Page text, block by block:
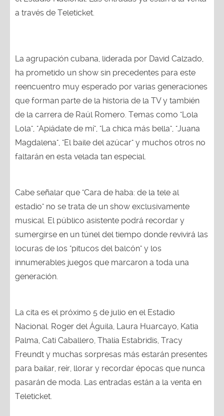
a través de Teleticket.
ha prometido un show sin precedentes para este
reencuentro muy esperado por varias generaciones
que forman parte de la historia de la TV y también
de la carrera de Raúl Romero. Temas como "Lola
Lola", "Apiádate de mí", "La chica más bella", "Juana
Magdalena", "El baile del azúcar" y muchos otros no
faltarán en esta velada tan especial.
estadio" no se trata de un show exclusivamente
musical. El público asistente podrá recordar y
sumergirse en un túnel del tiempo donde revivirá las
locuras de los "pitucos del balcón" y los
innumerables juegos que marcaron a toda una
generación.
Nacional. Roger del Águila, Laura Huarcayo, Katia
Palma, Cati Caballero, Thalía Estabridis, Tracy
Freundt y muchas sorpresas más estarán presentes
para bailar, reír, llorar y recordar épocas que nunca
pasarán de moda. Las entradas están a la venta en
Teleticket.